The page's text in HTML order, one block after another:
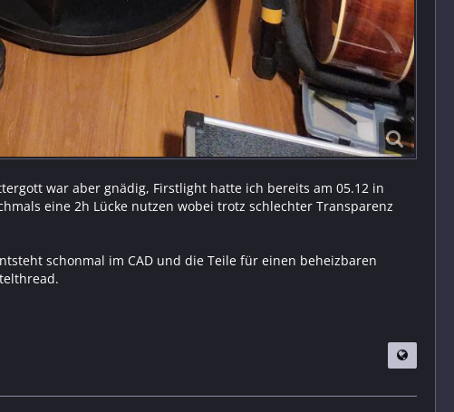
war aber gnädig, Firstlight hatte ich bereits am 05.12 in
eine 2h Lücke nutzen wobei trotz schlechter Transparenz
schonmal im CAD und die Teile für einen beheizbaren